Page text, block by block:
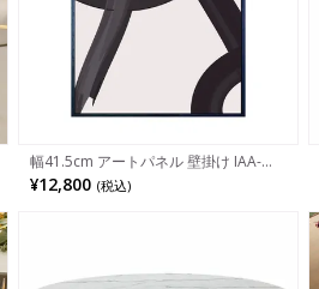
幅41.5cm アートパネル 壁掛け IAA-
53368 Abstract Art Watercolor
geometric 絵画 アートポスター フレー
¥12,800 (税込)